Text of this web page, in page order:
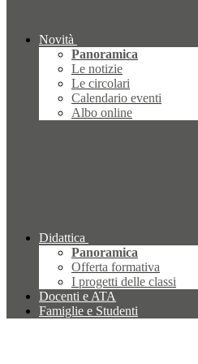
Novità
Panoramica
Le notizie
Le circolari
Calendario eventi
Albo online
Didattica
Panoramica
Offerta formativa
I progetti delle classi
Docenti e ATA
Famiglie e Studenti